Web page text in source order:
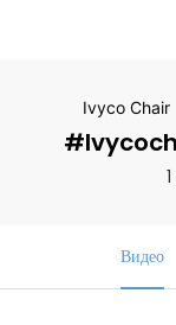
Ivyco Chair
Видео